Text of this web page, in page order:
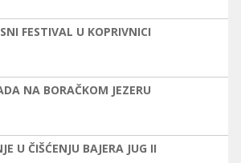
FESTIVAL U KOPRIVNICI
NA BORAČKOM JEZERU
U ČIŠĆENJU BAJERA JUG II